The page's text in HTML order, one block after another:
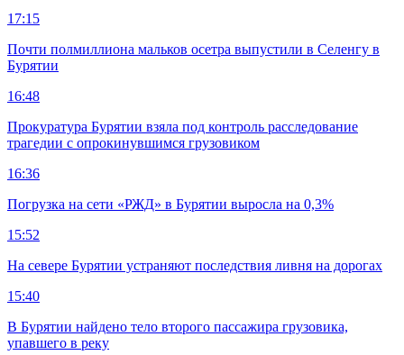
17:15
Почти полмиллиона мальков осетра выпустили в Селенгу в
Бурятии
16:48
Прокуратура Бурятии взяла под контроль расследование
трагедии с опрокинувшимся грузовиком
16:36
Погрузка на сети «РЖД» в Бурятии выросла на 0,3%
15:52
На севере Бурятии устраняют последствия ливня на дорогах
15:40
В Бурятии найдено тело второго пассажира грузовика,
упавшего в реку